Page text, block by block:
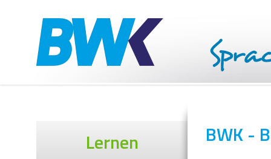
Lernen
BWK -